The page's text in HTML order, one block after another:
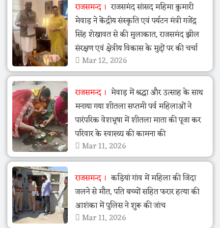
राजसमन्द
राजसमंद सांसद महिमा कुमारी
मेवाड़ ने केंद्रीय संस्कृति एवं पर्यटन मंत्री गजेंद्र
सिंह शेखावत से की मुलाकात, राजसमंद झील
संरक्षण एवं क्षेत्रीय विकास के मुद्दों पर की चर्चा
Mar 12, 2026
राजसमन्द
मेवाड़ में श्रद्धा और उत्साह के साथ
मनाया गया शीतला सप्तमी पर्व महिलाओं ने
पारंपरिक वेशभूषा में शीतला माता की पूजा कर
परिवार के स्वास्थ्य की कामना की
Mar 11, 2026
राजसमन्द
कड़ियां गांव में महिला की जिंदा
जलने से मौत, पति बच्चों सहित फरार हत्या की
आशंका में पुलिस ने शुरू की जांच
Mar 11, 2026